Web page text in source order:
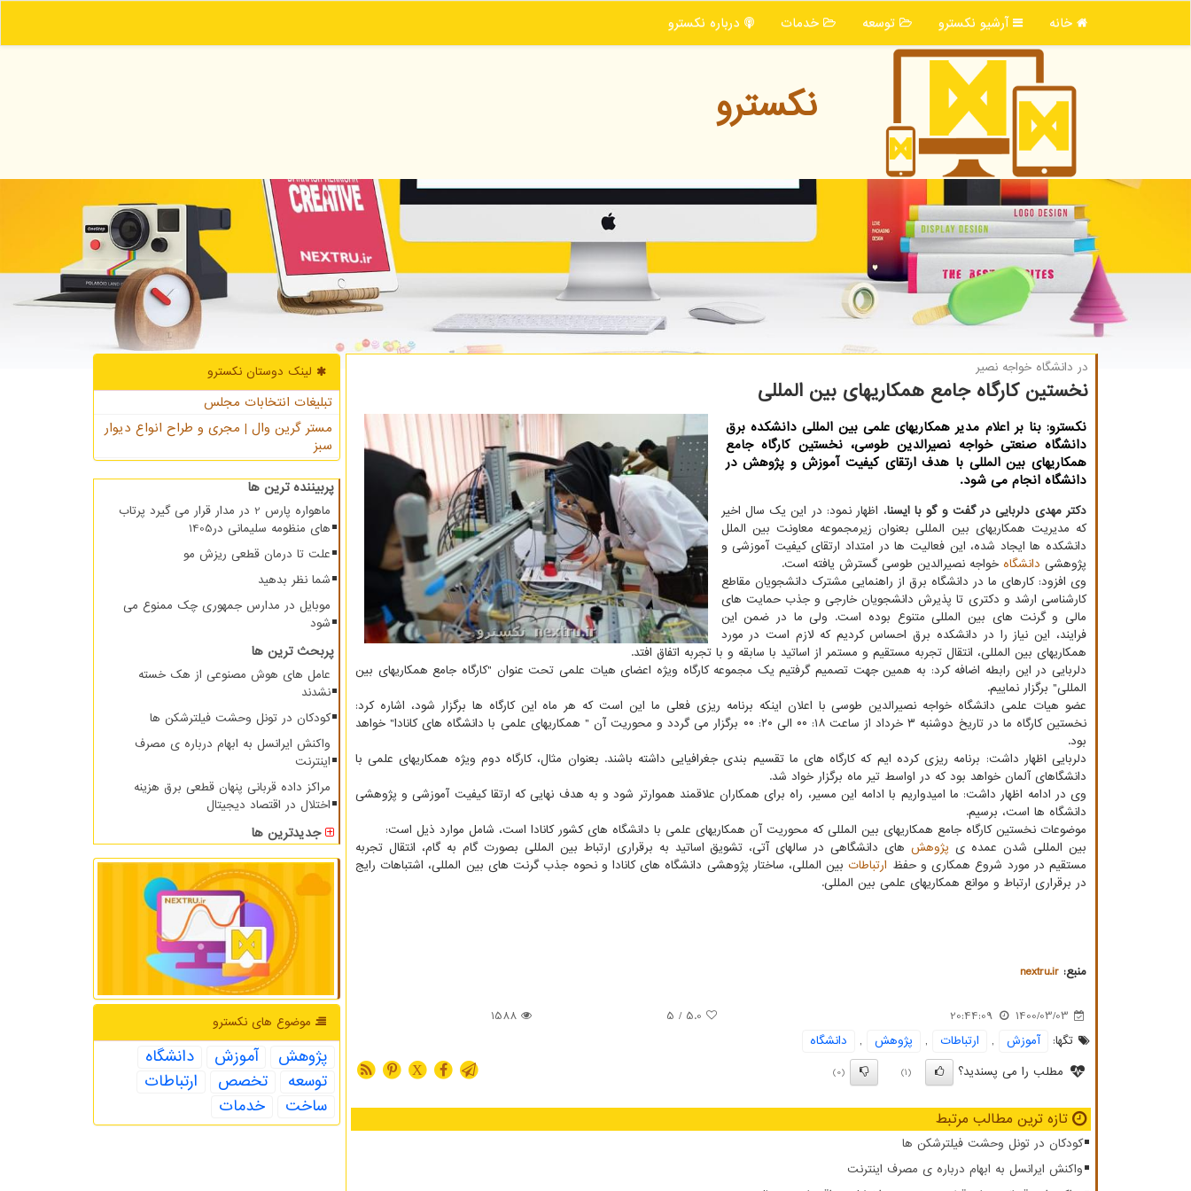
خانه آرشیو نكسترو توسعه خدمات درباره نكسترو
نكسترو
در دانشگاه خواجه نصیر
نخستین كارگاه جامع همكاریهای بین المللی
نکسترو: بنا بر اعلام مدیر همکاریهای علمی بین المللی دانشکده برق
دانشگاه صنعتی خواجه نصیرالدین طوسی، نخستین کارگاه جامع
همکاریهای بین المللی با هدف ارتقای کیفیت آموزش و پژوهش در
دانشگاه انجام می شود.
دکتر مهدی دلربایی در گفت و گو با ایسنا، اظهار نمود: در این یک سال اخیر
که مدیریت همکاریهای بین المللی بعنوان زیرمجموعه معاونت بین الملل
دانشکده ها ایجاد شده، این فعالیت ها در امتداد ارتقای کیفیت آموزشی و
پژوهشی دانشگاه خواجه نصیرالدین طوسی گسترش یافته است.
وی افزود: کارهای ما در دانشگاه برق از راهنمایی مشترک دانشجویان مقاطع
کارشناسی ارشد و دکتری تا پذیرش دانشجویان خارجی و جذب حمایت های
مالی و گرنت های بین المللی متنوع بوده است. ولی ما در ضمن این
فرایند، این نیاز را در دانشکده برق احساس کردیم که لازم است در مورد
همکاریهای بین المللی، انتقال تجربه مستقیم و مستمر از اساتید با سابقه و با تجربه اتفاق افتد.
دلربایی در این رابطه اضافه کرد: به همین جهت تصمیم گرفتیم یک مجموعه کارگاه ویژه اعضای هیات علمی تحت عنوان "کارگاه جامع همکاریهای بین
المللی" برگزار نماییم.
عضو هیات علمی دانشگاه خواجه نصیرالدین طوسی با اعلان اینکه برنامه ریزی فعلی ما این است که هر ماه این کارگاه ها برگزار شود، اشاره کرد:
نخستین کارگاه ما در تاریخ دوشنبه ۳ خرداد از ساعت ۱۸: ۰۰ الی ۲۰: ۰۰ برگزار می گردد و محوریت آن " همکاریهای علمی با دانشگاه های کانادا" خواهد
بود.
دلربایی اظهار داشت: برنامه ریزی کرده ایم که کارگاه های ما تقسیم بندی جغرافیایی داشته باشند. بعنوان مثال، کارگاه دوم ویژه همکاریهای علمی با
دانشگاهای آلمان خواهد بود که در اواسط تیر ماه برگزار خواد شد.
وی در ادامه اظهار داشت: ما امیدواریم با ادامه این مسیر، راه برای همکاران علاقمند هموارتر شود و به هدف نهایی که ارتقا کیفیت آموزشی و پژوهشی
دانشگاه ها است، برسیم.
موضوعات نخستین کارگاه جامع همکاریهای بین المللی که محوریت آن همکاریهای علمی با دانشگاه های کشور کانادا است، شامل موارد ذیل است:
بین المللی شدن عمده ی پژوهشهای دانشگاهی در سالهای آتی، تشویق اساتید به برقراری ارتباط بین المللی بصورت گام به گام، انتقال تجربه
مستقیم در مورد شروع همکاری و حفظ ارتباطات بین المللی، ساختار پژوهشی دانشگاه های کانادا و نحوه جذب گرنت های بین المللی، اشتباهات رایج
در برقراری ارتباط و موانع همکاریهای علمی بین المللی.
منبع: nextru.ir
1400/03/03
20:44:09
5.0
/ 5
1588
تگها:
آموزش , ارتباطات , پژوهش ,
دانشگاه
مطلب را می پسندید؟
(1)
(0)
X
تازه ترین مطالب مرتبط
کودکان در تونل وحشت فیلترشکن ها
واکنش ایرانسل به ابهام درباره ی مصرف اینترنت
لینک دوستان نكسترو
تبلیغات انتخابات مجلس
مستر گرین وال | مجری و طراح انواع دیوار
سبز
پربیننده ترین ها
ماهواره پارس 2 در مدار قرار می گیرد پرتاب
های منظومه سلیمانی در1405
علت تا درمان قطعی ریزش مو
شما نظر بدهید
موبایل در مدارس جمهوری چک ممنوع می
شود
پربحث ترین ها
عامل های هوش مصنوعی از هک خسته
نشدند
کودکان در تونل وحشت فیلترشکن ها
واکنش ایرانسل به ابهام درباره ی مصرف
اینترنت
مراکز داده قربانی پنهان قطعی برق هزینه
اختلال در اقتصاد دیجیتال
جدیدترین ها
موضوع های نكسترو
پژوهش آموزش
دانشگاه
توسعه
تخصص
ارتباطات
ساخت
خدمات